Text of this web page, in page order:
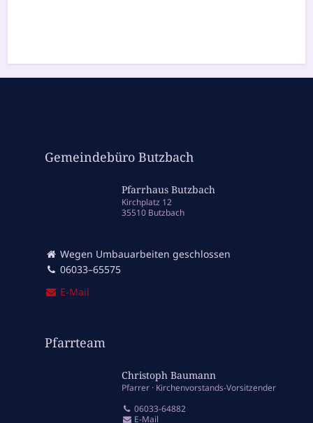
Gemeindebüro Butzbach
Pfarrhaus Butzbach
Kirchplatz 12
35510 Butzbach
Wegen Umbauarbeiten geschlossen
06033–65575
E‑Mail
Pfarrteam
Christoph Baumann
Pfarrer Kirchenvorstands-Vorsitzender
06033-64882
E-Mail